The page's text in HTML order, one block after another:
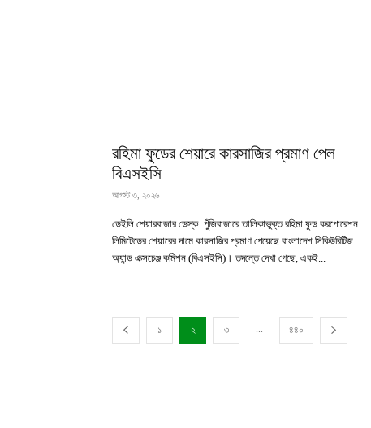
রহিমা ফুডের শেয়ারে কারসাজির প্রমাণ পেল
বিএসইসি
আগস্ট ৩, ২০২৬
ডেইলি শেয়ারবাজার ডেস্ক: পুঁজিবাজারে তালিকাভুক্ত রহিমা ফুড করপোরেশন
লিমিটেডের শেয়ারের দামে কারসাজির প্রমাণ পেয়েছে বাংলাদেশ সিকিউরিটিজ
অ্যান্ড এক্সচেঞ্জ কমিশন (বিএসইসি)। তদন্তে দেখা গেছে, একই...
১ ২ ৩ ৪৪০